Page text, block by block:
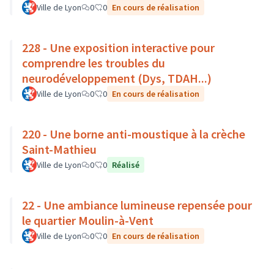
Ville de Lyon 0 0 En cours de réalisation
228 - Une exposition interactive pour
comprendre les troubles du
neurodéveloppement (Dys, TDAH...)
Ville de Lyon 0 0 En cours de réalisation
220 - Une borne anti-moustique à la crèche
Saint-Mathieu
Ville de Lyon 0 0 Réalisé
22 - Une ambiance lumineuse repensée pour
le quartier Moulin-à-Vent
Ville de Lyon 0 0 En cours de réalisation